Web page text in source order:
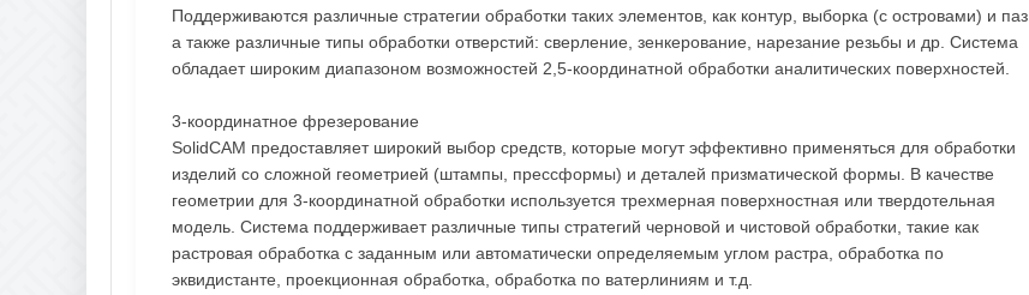
Поддерживаются различные стратегии обработки таких элементов, как контур, выборка (с островами) и паз,
а также различные типы обработки отверстий: сверление, зенкерование, нарезание резьбы и др. Система
обладает широким диапазоном возможностей 2,5-координатной обработки аналитических поверхностей.
3-координатное фрезерование
SolidCAM предоставляет широкий выбор средств, которые могут эффективно применяться для обработки
изделий со сложной геометрией (штампы, прессформы) и деталей призматической формы. В качестве
геометрии для 3-координатной обработки используется трехмерная поверхностная или твердотельная
модель. Система поддерживает различные типы стратегий черновой и чистовой обработки, такие как
растровая обработка с заданным или автоматически определяемым углом растра, обработка по
эквидистанте, проекционная обработка, обработка по ватерлиниям и т.д.